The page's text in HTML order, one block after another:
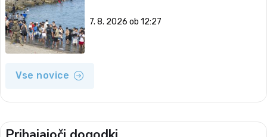
7. 8. 2026 ob 12:27
Vse novice